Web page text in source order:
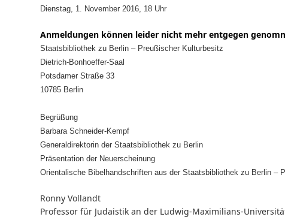
Dienstag, 1. November 2016, 18 Uhr
Anmeldungen können leider nicht mehr entgegen
Staatsbibliothek zu Berlin – Preußischer Kulturbesitz
Dietrich-Bonhoeffer-Saal
Potsdamer Straße 33
10785 Berlin
Begrüßung
Barbara Schneider-Kempf
Generaldirektorin der Staatsbibliothek zu Berlin
Präsentation der Neuerscheinung
Orientalische Bibelhandschriften aus der Staatsbibliothek zu Berlin –
Ronny Vollandt
Professor für Judaistik an der Ludwig-Maximilians-